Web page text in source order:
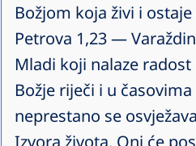
Božjom koja živi i ostaje
Petrova 1,23 —
Mladi koji nalaze
Božje riječi i u
neprestano se
Izvora života. Oni će